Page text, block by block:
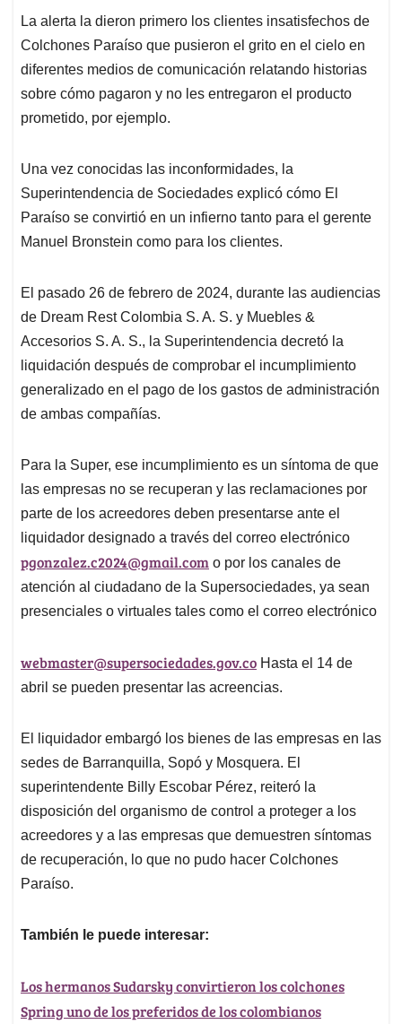
La alerta la dieron primero los clientes insatisfechos de
Colchones Paraíso que pusieron el grito en el cielo en
diferentes medios de comunicación relatando historias
sobre cómo pagaron y no les entregaron el producto
prometido, por ejemplo.
Una vez conocidas las inconformidades, la
Superintendencia de Sociedades explicó cómo El
Paraíso se convirtió en un infierno tanto para el gerente
Manuel Bronstein como para los clientes.
El pasado 26 de febrero de 2024, durante las audiencias
de Dream Rest Colombia S. A. S. y Muebles &
Accesorios S. A. S., la Superintendencia decretó la
liquidación después de comprobar el incumplimiento
generalizado en el pago de los gastos de administración
de ambas compañías.
Para la Super, ese incumplimiento es un síntoma de que
las empresas no se recuperan y las reclamaciones por
parte de los acreedores deben presentarse ante el
liquidador designado a través del correo electrónico
pgonzalez.c2024@gmail.com o por los canales de
atención al ciudadano de la Supersociedades, ya sean
presenciales o virtuales tales como el correo electrónico
webmaster@supersociedades.gov.co Hasta el 14 de
abril se pueden presentar las acreencias.
El liquidador embargó los bienes de las empresas en las
sedes de Barranquilla, Sopó y Mosquera. El
superintendente Billy Escobar Pérez, reiteró la
disposición del organismo de control a proteger a los
acreedores y a las empresas que demuestren síntomas
de recuperación, lo que no pudo hacer Colchones
Paraíso.
También le puede interesar:
Los hermanos Sudarsky convirtieron los colchones
Spring uno de los preferidos de los colombianos